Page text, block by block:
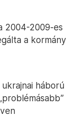
2004-2009-es
a kormány
háború